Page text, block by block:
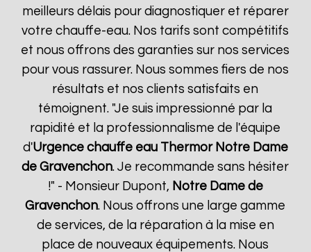
meilleurs délais pour diagnostiquer et réparer
votre chauffe-eau. Nos tarifs sont compétitifs
et nous offrons des garanties sur nos services
pour vous rassurer. Nous sommes fiers de nos
résultats et nos clients satisfaits en
témoignent. "Je suis impressionné par la
rapidité et la professionnalisme de l'équipe
d'Urgence chauffe eau Thermor Notre Dame
de Gravenchon. Je recommande sans hésiter
!" - Monsieur Dupont, Notre Dame de
Gravenchon. Nous offrons une large gamme
de services, de la réparation à la mise en
place de nouveaux équipements. Nous